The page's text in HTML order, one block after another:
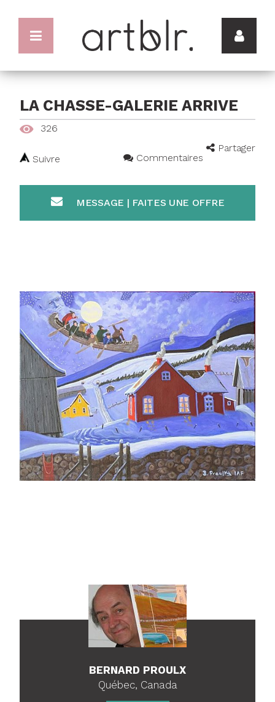
LA CHASSE-GALERIE ARRIVE
326
Partager
Suivre
Commentaires
MESSAGE | FAITES UNE OFFRE
BERNARD PROULX
Québec, Canada